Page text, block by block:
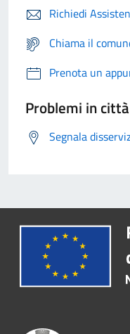
Richiedi
Chiama il
Prenota un
Problemi in città
Segnala